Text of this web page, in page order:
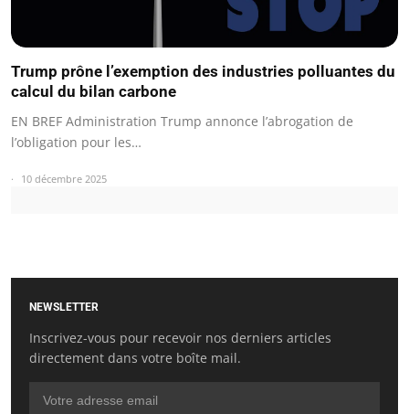
Trump prône l’exemption des industries polluantes du
calcul du bilan carbone
EN BREF Administration Trump annonce l’abrogation de
l’obligation pour les…
10 décembre 2025
NEWSLETTER
Inscrivez-vous pour recevoir nos derniers articles
directement dans votre boîte mail.